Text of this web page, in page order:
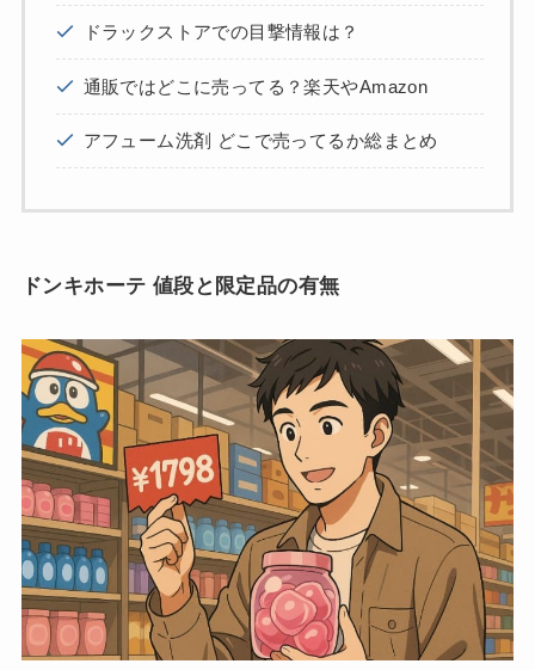
ドラックストアでの目撃情報は？
通販ではどこに売ってる？楽天やAmazon
アフューム洗剤 どこで売ってるか総まとめ
ドンキホーテ 値段と限定品の有無